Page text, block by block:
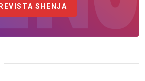
REVISTA SHENJA